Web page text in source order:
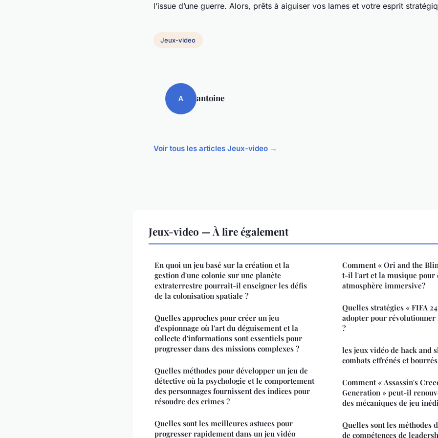
l’issue d’une guerre. Alors, prêts à aiguiser vos lames et votre esprit
Jeux-video
A antoine
Voir tous les articles Jeux-video →
Jeux-video — À lire également
En quoi un jeu basé sur la création et la
gestion d'une colonie sur une planète
extraterrestre pourrait-il enseigner les défis
de la colonisation spatiale ?
Quelles approches pour créer un jeu
d'espionnage où l'art du déguisement et la
collecte d'informations sont essentiels pour
progresser dans des missions complexes ?
Quelles méthodes pour développer un jeu de
détective où la psychologie et le comportement
des personnages fournissent des indices pour
résoudre des crimes ?
Quelles sont les meilleures astuces pour
progresser rapidement dans un jeu vidéo
Comment « Ori and the
t-il l'art et la musique pour
atmosphère immersive?
Quelles stratégies « FIFA
adopter pour révolutionner
?
les jeux vidéo de hack and
combats effrénés et
Comment « Assassin's
Generation » peut-il
des mécaniques de jeu
Quelles sont les méthodes
de compétences de